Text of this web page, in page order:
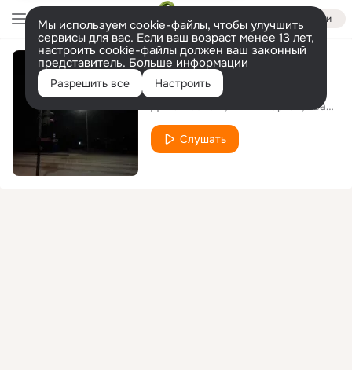
Войти
Мы используем cookie-файлы, чтобы улучшить
сервисы для вас. Если ваш возраст менее 13 лет,
настроить cookie-файлы должен ваш законный
представитель. Больше информации
Разрешить все Настроить
Опять зима
Квартал
Слушать